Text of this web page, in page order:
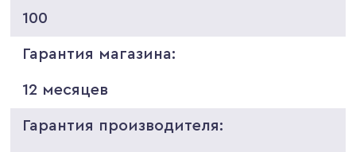
100
Гарантия магазина:
12 месяцев
Гарантия производителя: